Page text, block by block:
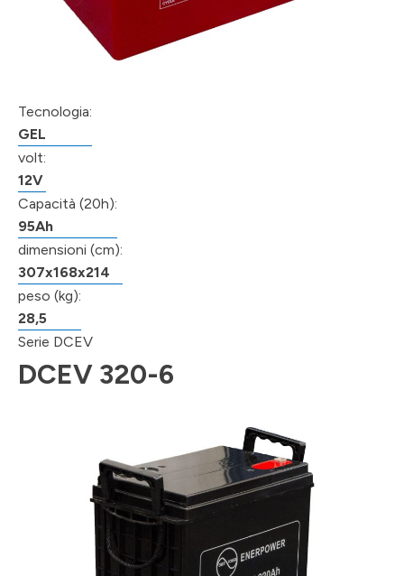
Tecnologia:
GEL
volt:
12V
Capacità (20h):
95Ah
dimensioni (cm):
307x168x214
peso (kg):
28,5
Serie DCEV
DCEV 320-6